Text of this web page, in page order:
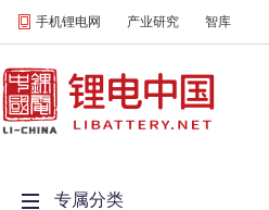
手机锂电网 产业研究 智库
专属分类